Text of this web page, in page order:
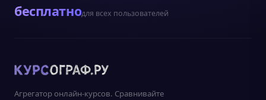
бесплатнодля всех пользователей
Агрегатор онлайн-курсов. Сравнивайте